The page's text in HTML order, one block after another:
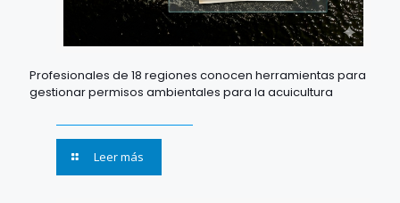
Profesionales de 18 regiones conocen herramientas para
gestionar permisos ambientales para la acuicultura
Leer más